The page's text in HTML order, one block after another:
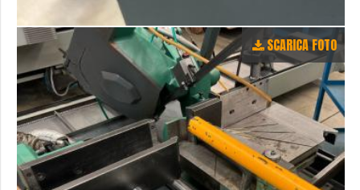
SCARICA FOTO